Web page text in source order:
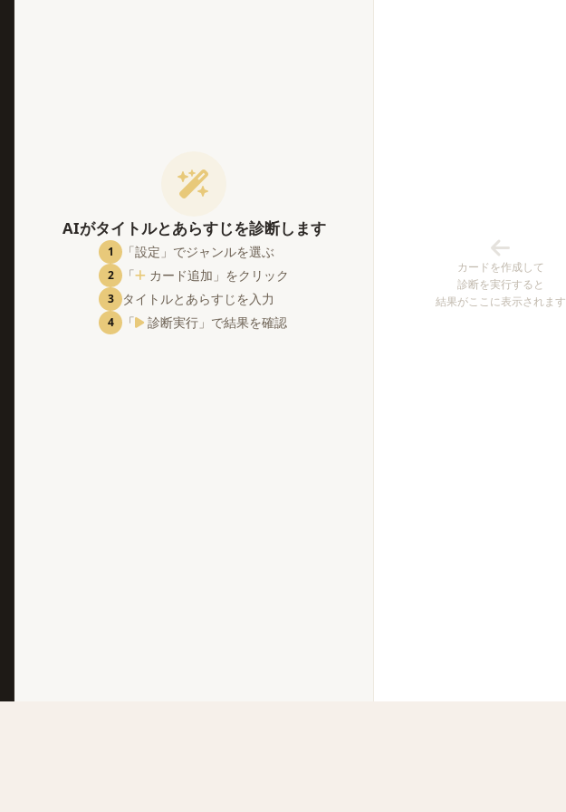
AIがタイトルとあらすじを診断します
1 「設定」でジャンルを選ぶ
2 「 カード追加」をクリック
3 タイトルとあらすじを入力
4 「 診断実行」で結果を確認
カードを作成して
診断を実行すると
結果がここに表示されます